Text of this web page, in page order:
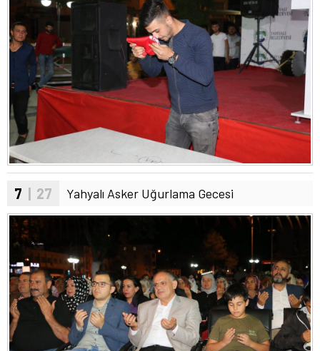
7 | 27 Yahyalı Asker Uğurlama Gecesi